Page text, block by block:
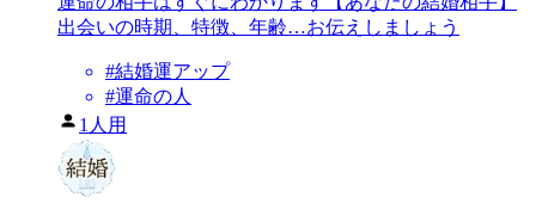
出会いの時期、特徴、年齢…お伝えしましょう
#結婚運アップ
#運命の人
1人用